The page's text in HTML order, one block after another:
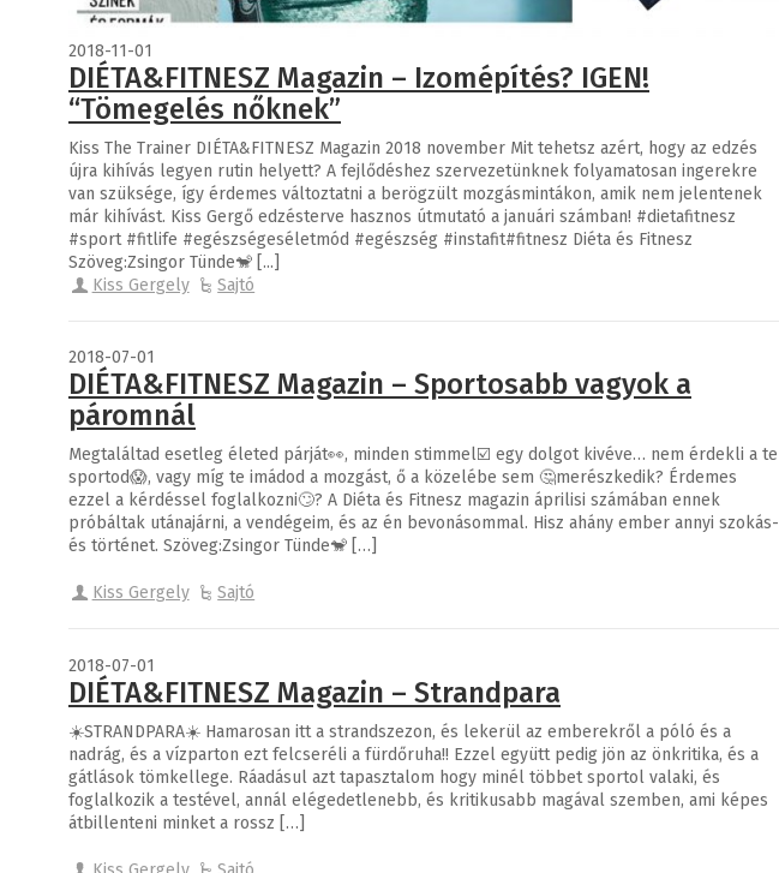
2018-11-01
DIÉTA&FITNESZ Magazin – Izomépítés? IGEN!
“Tömegelés nőknek”
Kiss The Trainer DIÉTA&FITNESZ Magazin 2018 november Mit tehetsz azért, hogy az edzés
újra kihívás legyen rutin helyett? A fejlődéshez szervezetünknek folyamatosan ingerekre
van szüksége, így érdemes változtatni a berögzült mozgásmintákon, amik nem jelentenek
már kihívást. Kiss Gergő edzésterve hasznos útmutató a januári számban! #dietafitnesz
#sport #fitlife #egészségeséletmód #egészség #instafit#fitnesz Diéta és Fitnesz
Szöveg:Zsingor Tünde🐒 [...]
Kiss Gergely
Sajtó
2018-07-01
DIÉTA&FITNESZ Magazin – Sportosabb vagyok a
páromnál
Megtaláltad esetleg életed párját👀, minden stimmel☑️ egy dolgot kivéve… nem érdekli a te
sportod😱, vagy míg te imádod a mozgást, ő a közelébe sem 🤔merészkedik? Érdemes
ezzel a kérdéssel foglalkozni🙄? A Diéta és Fitnesz magazin áprilisi számában ennek
próbáltak utánajárni, a vendégeim, és az én bevonásommal. Hisz ahány ember annyi szokás-
és történet. Szöveg:Zsingor Tünde🐒 […]
Kiss Gergely Sajtó
2018-07-01
DIÉTA&FITNESZ Magazin – Strandpara
☀️STRANDPARA☀️ Hamarosan itt a strandszezon, és lekerül az emberekről a póló és a
nadrág, és a vízparton ezt felcseréli a fürdőruha!! Ezzel együtt pedig jön az önkritika, és a
gátlások tömkellege. Ráadásul azt tapasztalom hogy minél többet sportol valaki, és
foglalkozik a testével, annál elégedetlenebb, és kritikusabb magával szemben, ami képes
átbillenteni minket a rossz […]